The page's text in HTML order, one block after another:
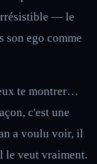
— le
ego comme
te montrer…
c'est une
a voulu voir, il
le veut vraiment.